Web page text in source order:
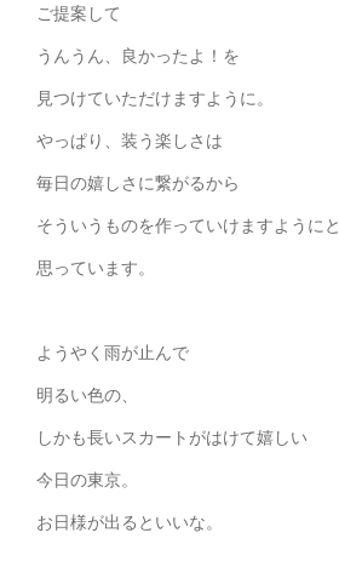
ご提案して
うんうん、良かったよ！を
見つけていただけますように。
やっぱり、装う楽しさは
毎日の嬉しさに繋がるから
そういうものを作っていけますようにと
思っています。
ようやく雨が止んで
明るい色の、
しかも長いスカートがはけて嬉しい
今日の東京。
お日様が出るといいな。